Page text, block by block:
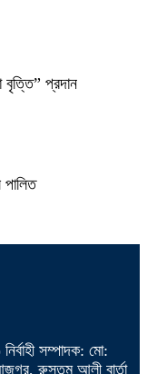
বৃত্তি” প্রদান
সম্পাদক: মো:
রুস্তম আলী বার্তা